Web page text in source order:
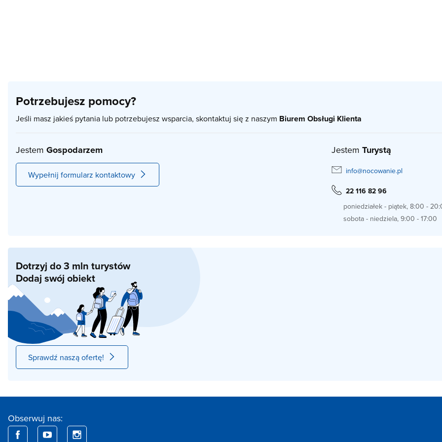
Potrzebujesz pomocy?
Jeśli masz jakieś pytania lub potrzebujesz wsparcia, skontaktuj się z naszym Biurem Obsługi Klienta
Jestem Gospodarzem
Wypełnij formularz kontaktowy
Jestem Turystą
info@nocowanie.pl
22 116 82 96
poniedziałek - piątek, 8:00 -
sobota - niedziela, 9:00 - 17:00
Dotrzyj do 3 mln turystów
Dodaj swój obiekt
Sprawdź naszą ofertę!
Obserwuj nas: